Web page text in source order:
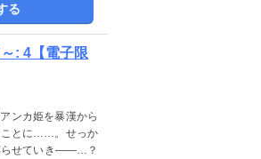
る
: 4【電子限
ンカ姫を暴漢から
ことに……。せっか
らせていき――…？